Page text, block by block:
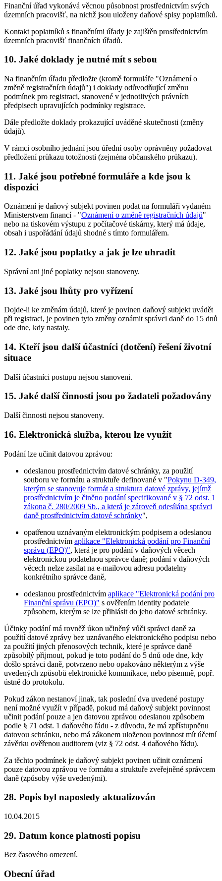
Finanční úřad vykonává věcnou působnost prostřednictvím svých
územních pracovišť, na nichž jsou uloženy daňové spisy poplatníků.
Kontakt poplatníků s finančními úřady je zajištěn prostřednictvím
územních pracovišť finančních úřadů.
10. Jaké doklady je nutné mít s sebou
Na finančním úřadu předložte (kromě formuláře "Oznámení o
změně registračních údajů") i doklady odůvodňující změnu
podmínek pro registraci, stanovené v jednotlivých právních
předpisech upravujících podmínky registrace.
Dále předložte doklady prokazující uváděné skutečnosti (změny
údajů).
V rámci osobního jednání jsou úřední osoby oprávněny požadovat
předložení průkazu totožnosti (zejména občanského průkazu).
11. Jaké jsou potřebné formuláře a kde jsou k
dispozici
Oznámení je daňový subjekt povinen podat na formuláři vydaném
Ministerstvem financí - "Oznámení o změně registračních údajů"
nebo na tiskovém výstupu z počítačové tiskárny, který má údaje,
obsah i uspořádání údajů shodné s tímto formulářem.
12. Jaké jsou poplatky a jak je lze uhradit
Správní ani jiné poplatky nejsou stanoveny.
13. Jaké jsou lhůty pro vyřízení
Dojde-li ke změnám údajů, které je povinen daňový subjekt uvádět
při registraci, je povinen tyto změny oznámit správci daně do 15 dnů
ode dne, kdy nastaly.
14. Kteří jsou další účastníci (dotčení) řešení životní
situace
Další účastníci postupu nejsou stanoveni.
15. Jaké další činnosti jsou po žadateli požadovány
Další činnosti nejsou stanoveny.
16. Elektronická služba, kterou lze využít
Podání lze učinit datovou zprávou:
odeslanou prostřednictvím datové schránky, za použití
souboru ve formátu a struktuře definované v "Pokynu D-349,
kterým se stanovuje formát a struktura datové zprávy, jejímž
prostřednictvím je činěno podání specifikované v § 72 odst. 1
zákona č. 280/2009 Sb., a která je zároveň odesílána správci
daně prostřednictvím datové schránky",
opatřenou uznávaným elektronickým podpisem a odeslanou
prostřednictvím aplikace "Elektronická podání pro Finanční
správu (EPO)", která je pro podání v daňových věcech
elektronickou podatelnou správce daně; podání v daňových
věcech nelze zasílat na e-mailovou adresu podatelny
konkrétního správce daně,
odeslanou prostřednictvím aplikace "Elektronická podání pro
Finanční správu (EPO)" s ověřením identity podatele
způsobem, kterým se lze přihlásit do jeho datové schránky.
Účinky podání má rovněž úkon učiněný vůči správci daně za
použití datové zprávy bez uznávaného elektronického podpisu nebo
za použití jiných přenosových technik, které je správce daně
způsobilý přijmout, pokud je toto podání do 5 dnů ode dne, kdy
došlo správci daně, potvrzeno nebo opakováno některým z výše
uvedených způsobů elektronické komunikace, nebo písemně, popř.
ústně do protokolu.
Pokud zákon nestanoví jinak, tak poslední dva uvedené postupy
není možné využít v případě, pokud má daňový subjekt povinnost
učinit podání pouze a jen datovou zprávou odeslanou způsobem
podle § 71 odst. 1 daňového řádu - z důvodu, že má zpřístupněnu
datovou schránku, nebo má zákonem uloženou povinnost mít účetní
závěrku ověřenou auditorem (viz § 72 odst. 4 daňového řádu).
Za těchto podmínek je daňový subjekt povinen učinit oznámení
pouze datovou zprávou ve formátu a struktuře zveřejněné správcem
daně (způsoby výše uvedenými).
28. Popis byl naposledy aktualizován
10.04.2015
29. Datum konce platnosti popisu
Bez časového omezení.
Obecní úřad